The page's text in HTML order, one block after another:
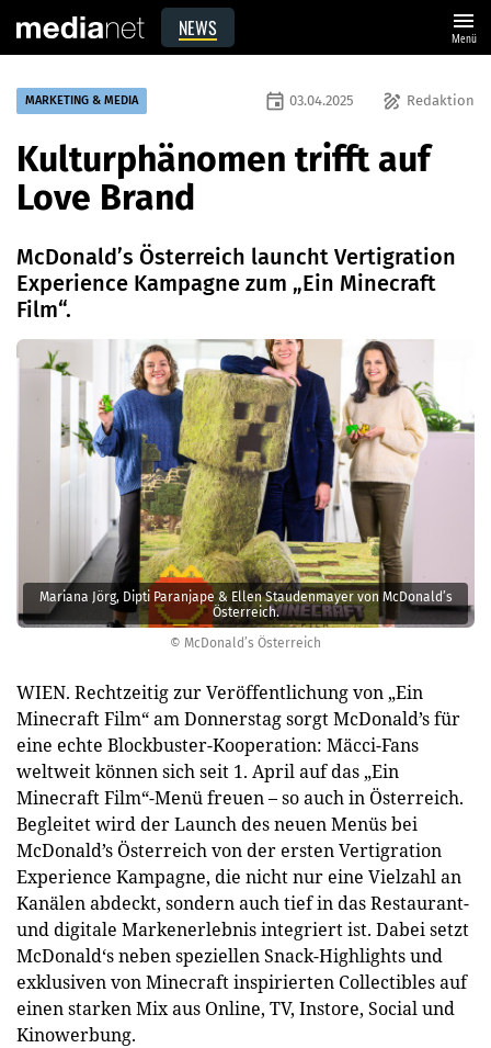
NEWS menu
Menü
© McDonald’s Österreich
Mariana Jörg, Dipti Paranjape & Ellen Staudenmayer von McDonald’s
Österreich.
MARKETING & MEDIA draw Redaktion
event 03.04.2025
Kulturphänomen trifft auf
Love Brand
McDonald’s Österreich launcht Vertigration
Experience Kampagne zum „Ein Minecraft
Film“.
WIEN. Rechtzeitig zur Veröffentlichung von „Ein
Minecraft Film“ am Donnerstag sorgt McDonald’s für
eine echte Blockbuster-Kooperation: Mäcci-Fans
weltweit können sich seit 1. April auf das „Ein
Minecraft Film“-Menü freuen – so auch in Österreich.
Begleitet wird der Launch des neuen Menüs bei
McDonald’s Österreich von der ersten Vertigration
Experience Kampagne, die nicht nur eine Vielzahl an
Kanälen abdeckt, sondern auch tief in das Restaurant-
und digitale Markenerlebnis integriert ist. Dabei setzt
McDonald‘s neben speziellen Snack-Highlights und
exklusiven von Minecraft inspirierten Collectibles auf
einen starken Mix aus Online, TV, Instore, Social und
Kinowerbung.